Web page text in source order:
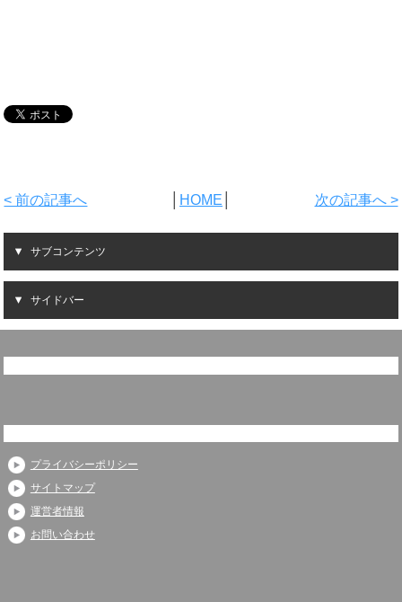
< 前の記事へ HOME 次の記事へ >
サブコンテンツ
サイドバー
プライバシーポリシー
サイトマップ
運営者情報
お問い合わせ